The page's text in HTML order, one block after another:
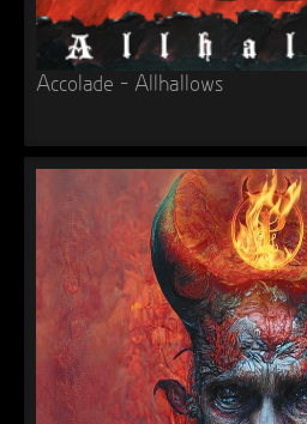
► Der Siebte Tag
Oberer Totpunkt
► Langfristig
Oberer Totpunkt
►
Oberer Totpunkt
► Teufels Lehrerin
Oberer Totpunkt
► Zeit verfliegt
Oberer Totpunkt
► Untergehen
Oberer Totpunkt
► Geisterfahrt
Oberer Totpunkt
► Gevatter Tod
Oberer Totpunkt
Accolade – Allhallows